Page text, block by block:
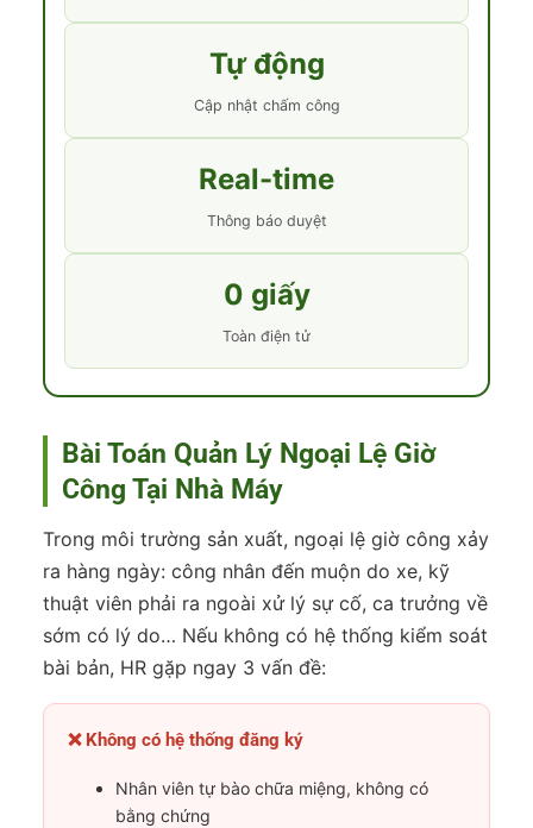
Tự động
Cập nhật chấm công
Real-time
Thông báo duyệt
0 giấy
Toàn điện tử
Bài Toán Quản Lý Ngoại Lệ Giờ
Công Tại Nhà Máy
Trong môi trường sản xuất, ngoại lệ giờ công xảy
ra hàng ngày: công nhân đến muộn do xe, kỹ
thuật viên phải ra ngoài xử lý sự cố, ca trưởng về
sớm có lý do… Nếu không có hệ thống kiểm soát
bài bản, HR gặp ngay 3 vấn đề:
❌ Không có hệ thống đăng ký
Nhân viên tự bào chữa miệng, không có
bằng chứng